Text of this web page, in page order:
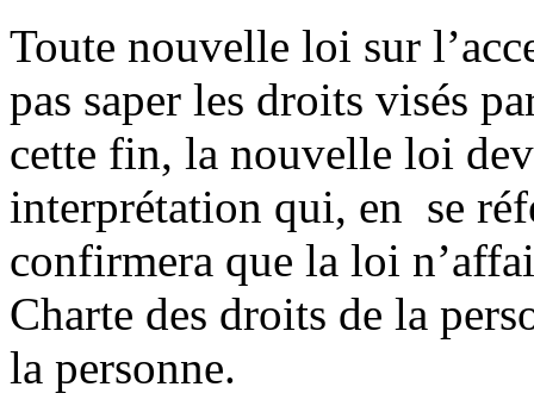
Toute nouvelle loi sur
pas saper les droits visés
cette fin, la nouvelle loi
interprétation qui, en se
confirmera que la loi
Charte des droits de la
la personne.